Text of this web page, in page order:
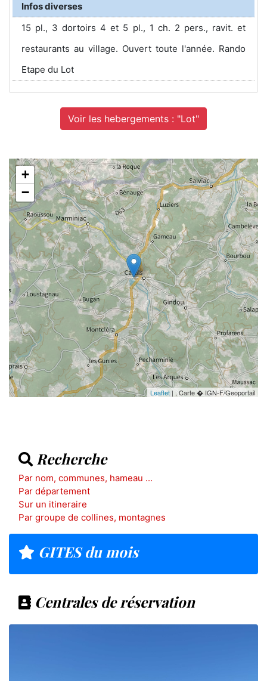
Infos diverses
15 pl., 3 dortoirs 4 et 5 pl., 1 ch. 2 pers., ravit. et
restaurants au village. Ouvert toute l'année. Rando
Etape du Lot
Voir les hebergements : "Lot"
+
−
Leaflet | , Carte � IGN-F/Geoportail
Recherche
Par nom, communes, hameau ...
Par département
Sur un itineraire
Par groupe de collines, montagnes
GITES du mois
Centrales de réservation